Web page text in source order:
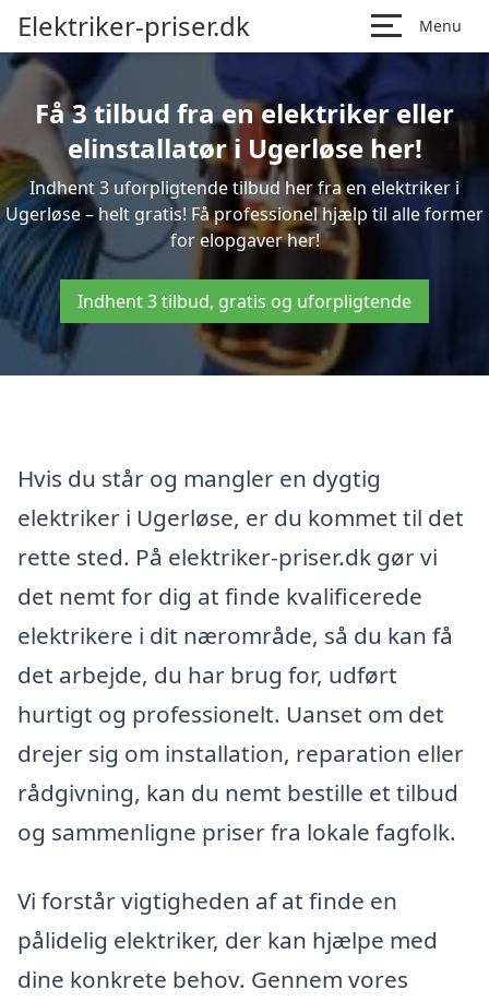
Elektriker-priser.dk Menu
Få 3 tilbud fra en elektriker eller
elinstallatør i Ugerløse her!
Indhent 3 uforpligtende tilbud her fra en elektriker i
Ugerløse – helt gratis! Få professionel hjælp til alle former
for elopgaver her!
Indhent 3 tilbud, gratis og uforpligtende
Hvis du står og mangler en dygtig
elektriker i Ugerløse, er du kommet til det
rette sted. På elektriker-priser.dk gør vi
det nemt for dig at finde kvalificerede
elektrikere i dit nærområde, så du kan få
det arbejde, du har brug for, udført
hurtigt og professionelt. Uanset om det
drejer sig om installation, reparation eller
rådgivning, kan du nemt bestille et tilbud
og sammenligne priser fra lokale fagfolk.
Vi forstår vigtigheden af at finde en
pålidelig elektriker, der kan hjælpe med
dine konkrete behov. Gennem vores